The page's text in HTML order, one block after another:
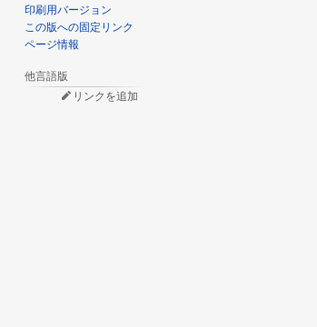
印刷用バージョン
この版への固定リンク
ページ情報
他言語版
リンクを追加